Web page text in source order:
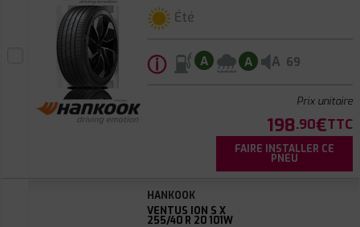
Été
ⓘ A A A 69
Prix unitaire
198.90€TTC
FAIRE INSTALLER CE
PNEU
HANKOOK
VENTUS ION S X
255/40 R 20 101W